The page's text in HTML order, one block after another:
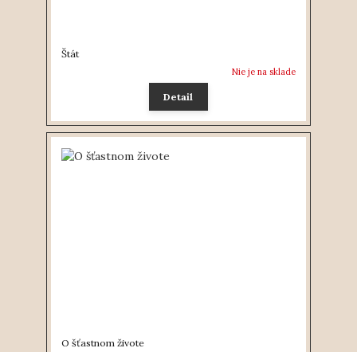
Štát
Nie je na sklade
Detail
O šťastnom živote